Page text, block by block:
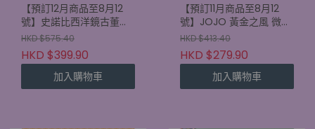
【預訂12月商品至8月12
號】史諾比西洋鏡古董系
列2 (原盒6款)
(4521121701509)
HKD $575.40
HKD $399.90
加入購物車
【預訂11月商品至8月12
號】JOJO 黃金之風 微型
擺設 (原盒6款)
(4521121700892)
HKD $413.40
HKD $279.90
加入購物車